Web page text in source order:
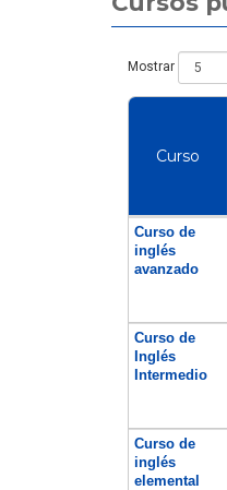
Mostrar
Curso
Curso de
inglés
avanzado
Curso de
Inglés
Intermedio
Curso de
inglés
elemental